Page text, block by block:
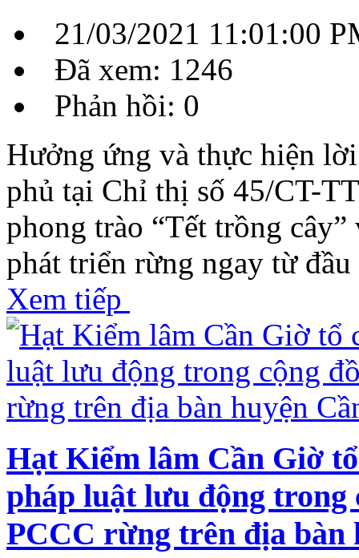
21/03/2021 11:01:00
Đã xem: 1246
Phản hồi: 0
Hưởng ứng và thực hiện
phủ tại Chỉ thị số 45/CT-
phong trào “Tết trồng
phát triển rừng ngay từ đầu
Xem tiếp
Hạt Kiểm lâm Cần Giờ
pháp luật lưu động trong
PCCC rừng trên địa bàn